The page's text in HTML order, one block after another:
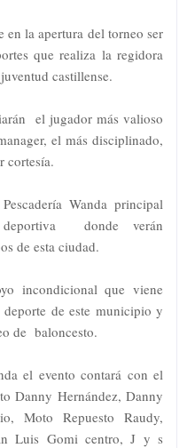
en la apertura del torneo ser
que realiza la regidora
castillense.
el jugador más valioso
el más disciplinado,
cortesía.
Wanda principal
donde verán
de esta ciudad.
incondicional que viene
de este municipio y
de baloncesto.
el evento contará con el
Danny Hernández, Danny
Moto Repuesto Raudy,
Luis Gomi centro, J y s